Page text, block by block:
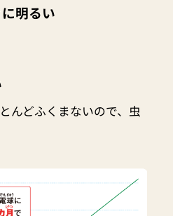
明るい
んどふくまないので、虫